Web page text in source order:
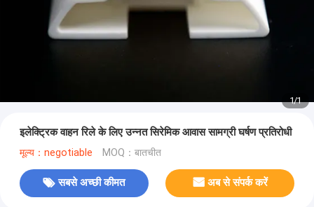
1/1
इलेक्ट्रिक वाहन रिले के लिए उन्नत सिरेमिक आवास सामग्री घर्षण प्रतिरोधी
मूल्य：negotiable MOQ：बातचीत
सबसे अच्छी कीमत अब से संपर्क करें